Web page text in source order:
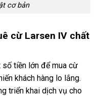
cơ bản
cừ Larsen IV chất
số tiền lớn để mua cừ
khách hàng lo lắng.
triển khai dịch vụ cho